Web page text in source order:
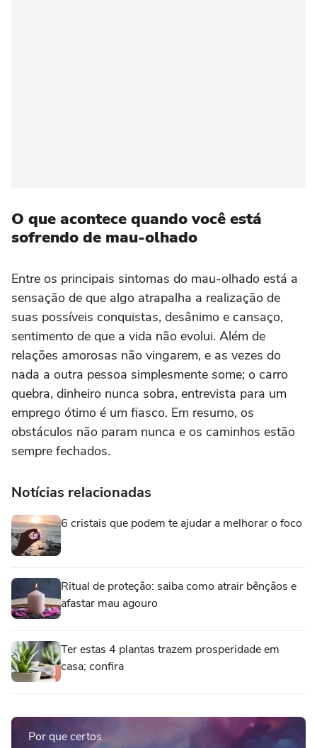
O que acontece quando você está
sofrendo de mau-olhado
Entre os principais sintomas do mau-olhado está a
sensação de que algo atrapalha a realização de
suas possíveis conquistas, desânimo e cansaço,
sentimento de que a vida não evolui. Além de
relações amorosas não vingarem, e as vezes do
nada a outra pessoa simplesmente some; o carro
quebra, dinheiro nunca sobra, entrevista para um
emprego ótimo é um fiasco. Em resumo, os
obstáculos não param nunca e os caminhos estão
sempre fechados.
Notícias relacionadas
6 cristais que podem te ajudar a melhorar o foco
Ritual de proteção: saiba como atrair bênçãos e
afastar mau agouro
Ter estas 4 plantas trazem prosperidade em
casa; confira
Por que certos